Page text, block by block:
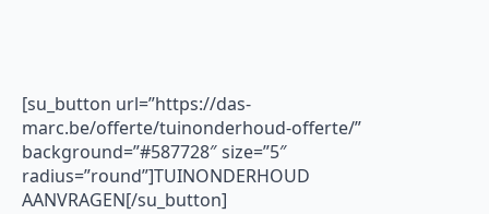
[su_button url=”https://das-
marc.be/offerte/tuinonderhoud-offerte/”
background=”#587728″ size=”5″
radius=”round”]TUINONDERHOUD
AANVRAGEN[/su_button]